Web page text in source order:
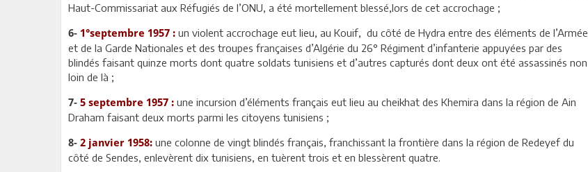
Haut-Commissariat aux Réfugiés de l’ONU, a été mortellement blessé,lors de cet accrochage ;
6- 1°septembre 1957 : un violent accrochage eut lieu, au Kouif, du côté de Hydra entre des éléments de l’Armée
et de la Garde Nationales et des troupes françaises d’Algérie du 26° Régiment d’infanterie appuyées par des
blindés faisant quinze morts dont quatre soldats tunisiens et d’autres capturés dont deux ont été assassinés non
loin de là ;
7- 5 septembre 1957 : une incursion d’éléments français eut lieu au cheikhat des Khemira dans la région de Ain
Draham faisant deux morts parmi les citoyens tunisiens ;
8- 2 janvier 1958: une colonne de vingt blindés français, franchissant la frontière dans la région de Redeyef du
côté de Sendes, enlevèrent dix tunisiens, en tuèrent trois et en blessèrent quatre.